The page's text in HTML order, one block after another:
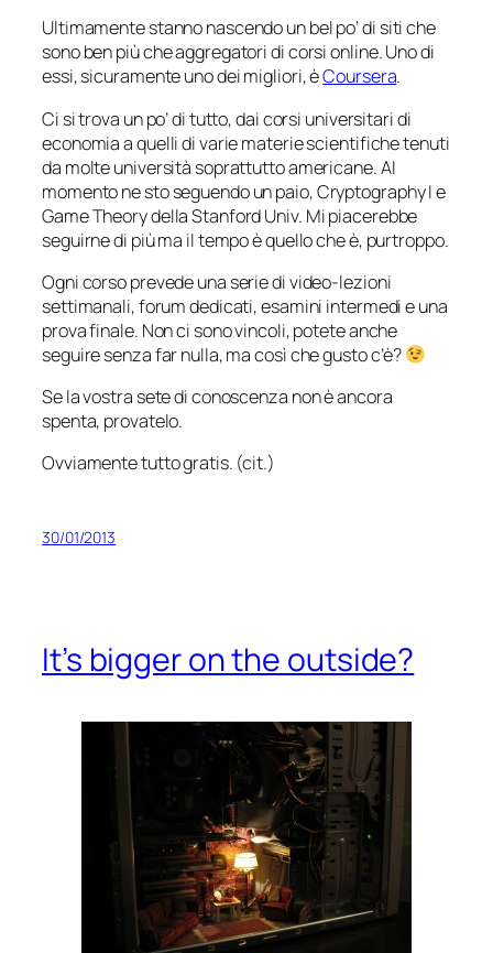
Ultimamente stanno nascendo un bel po’ di siti che
sono ben più che aggregatori di corsi online. Uno di
essi, sicuramente uno dei migliori, èCoursera.
Ci si trova un po’ di tutto, dai corsi universitari di
economia a quelli di varie materie scientifiche tenuti
da molte università soprattutto americane. Al
momento ne sto seguendo un paio, Cryptography I e
Game Theory della Stanford Univ. Mi piacerebbe
seguirne di più ma il tempo è quello che è, purtroppo.
Ogni corso prevede una serie di video-lezioni
settimanali, forum dedicati, esamini intermedi e una
prova finale. Non ci sono vincoli, potete anche
seguire senza far nulla, ma così che gusto c’è?
Se la vostra sete di conoscenza non è ancora
spenta, provatelo.
Ovviamente tutto gratis. (cit.)
30/01/2013
It’s bigger on the outside?